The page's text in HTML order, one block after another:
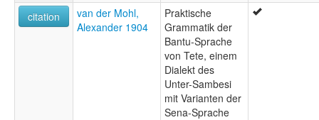
citation
van der Mohl,
Alexander 1904
Praktische
Grammatik der
Bantu-Sprache
von Tete, einem
Dialekt des
Unter-Sambesi
mit Varianten der
Sena-Sprache